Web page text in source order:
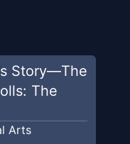
Story—The
The
Arts